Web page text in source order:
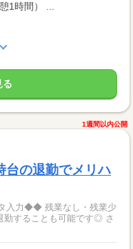
1時間） ...
る
1週間以内公開
台の退勤でメリハ
し・残業少
勤することも可能です◎ さ